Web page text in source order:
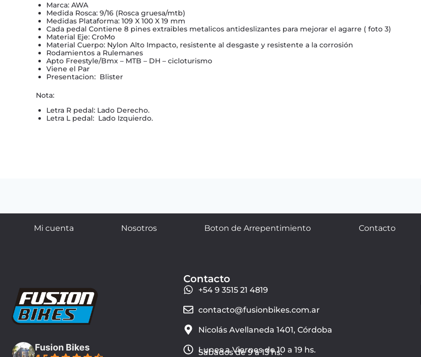
Marca: AWA
Medida Rosca: 9/16 (Rosca gruesa/mtb)
Medidas Plataforma: 109 X 100 X 19 mm
Cada pedal Contiene 8 pines extraibles metalicos antideslizantes para mejorar el agarre ( foto 3)
Material Eje: CroMo
Material Cuerpo: Nylon Alto Impacto, resistente al desgaste y resistente a la corrosión
Rodamientos a Rulemanes
Apto Freestyle/Bmx – MTB – DH – cicloturismo
Viene el Par
Presentacion: Blister
Nota:
Letra R pedal: Lado Derecho.
Letra L pedal: Lado Izquierdo.
Mi cuenta Nosotros Boton de Arrepentimiento Contacto
Fusion Bikes
Contacto
+54 9 3515 21 4819
contacto@fusionbikes.com.ar
Nicolás Avellaneda 1401, Córdoba
Lunes a Viernes de 10 a 19 hs.
Sábados de 9 a 13 hs.